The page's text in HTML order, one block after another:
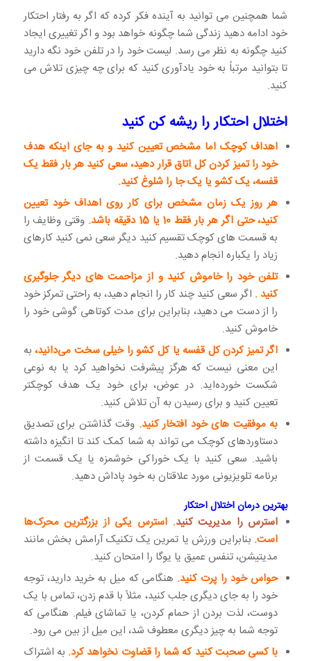
شما همچنین می توانید به آینده فکر کرده که اگر به رفتار احتکار
خود ادامه دهید زندگی شما چگونه خواهد بود و اگر تغییری ایجاد
کنید چگونه به نظر می رسد. لیست خود را در تلفن خود نگه دارید
تا بتوانید مرتباً به خود یادآوری کنید که برای چه چیزی تلاش می
کنید.
اختلال احتکار را ریشه کن کنید
اهداف کوچک اما مشخص تعیین کنید و به جای اینکه هدف
خود را تمیز کردن کل اتاق قرار دهید، سعی کنید هر بار فقط یک
قفسه، یک کشو یا یک جا را شلوغ کنید.
هر روز یک زمان مشخص برای کار روی اهداف خود تعیین
کنید، حتی اگر هر بار فقط 10 یا 15 دقیقه باشد.
وقتی وظایف را
به قسمت های کوچک تقسیم کنید دیگر سعی نمی کنید کارهای
زیاد را یکباره انجام دهید.
تلفن خود را خاموش کنید و از مزاحمت های دیگر جلوگیری
کنید . اگر سعی کنید چند کار را انجام دهید، به راحتی تمرکز خود
را از دست می دهید، بنابراین برای مدت کوتاهی گوشی خود را
خاموش کنید.
اگر تمیز کردن کل قفسه یا کل کشو را خیلی سخت می‌دانید،به
این معنی نیست که هرگز پیشرفت نخواهید کرد یا به نوعی
شکست خورده‌اید. در عوض، برای خود یک هدف کوچکتر
تعیین کنید و برای رسیدن به آن تلاش کنید.
به موفقیت های خود افتخار کنید. وقت گذاشتن برای تصدیق
دستاوردهای کوچک می تواند به شما کمک کند تا انگیزه داشته
باشید. سعی کنید با یک خوراکی خوشمزه یا یک قسمت از
برنامه تلویزیونی مورد علاقتان به خود پاداش دهید.
بهترین درمان اختلال احتکار
استرس را مدیریت کنید. استرس یکی از بزرگترین محرک‌ها
است. بنابراین ورزش یا تمرین یک تکنیک آرامش بخش مانند
مدیتیشن، تنفس عمیق یا یوگا را امتحان کنید.
حواس خود را پرت کنید. هنگامی که میل به خرید دارید، توجه
خود را به جای دیگری جلب کنید، مثلاً با قدم زدن، تماس با یک
دوست، لذت بردن از حمام کردن، یا تماشای فیلم. هنگامی که
توجه شما به چیز دیگری معطوف شد، این میل از بین می رود.
با کسی صحبت کنید که شما را قضاوت نخواهد کرد. به اشتراک